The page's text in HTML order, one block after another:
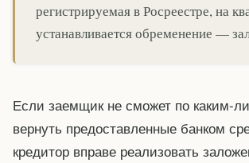
регистрируемая в Росреестре, на
устанавливается обременение —
Если заемщик не сможет по каким-
вернуть предоставленные банком
кредитор вправе реализовать